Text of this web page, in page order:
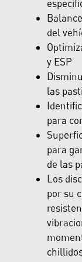
del
y ESP
las
para
para
de las
Los
por su